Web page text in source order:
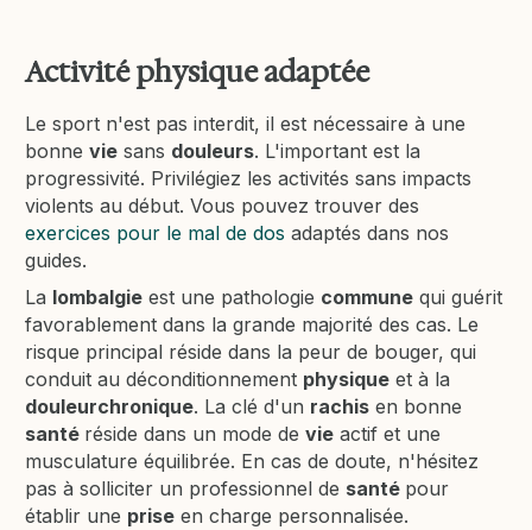
Activité physique adaptée
Le sport n'est pas interdit, il est nécessaire à une
bonnevie sans douleurs. L'important est la
progressivité. Privilégiez les activités sans impacts
violents au début. Vous pouvez trouver des
exercices pour le mal de dos adaptés dans nos
guides.
La lombalgie est une pathologie commune qui guérit
favorablement dans la grande majorité des cas. Le
risque principal réside dans la peur de bouger, qui
conduit au déconditionnement physique et à la
douleurchronique. La clé d'un rachis en bonne
santé réside dans un mode devie actif et une
musculature équilibrée. En cas de doute, n'hésitez
pas à solliciter un professionnel de santé pour
établir une prise en charge personnalisée.